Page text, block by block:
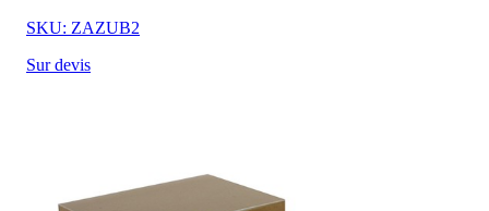
SKU: ZAZUB2
Sur devis